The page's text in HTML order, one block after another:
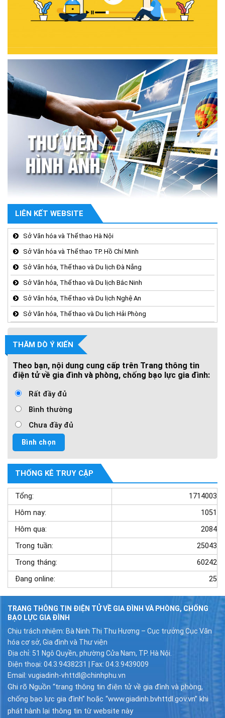
LIÊN KẾT WEBSITE
Sở Văn hóa và Thể thao Hà Nội
Sở Văn hóa và Thể thao TP. Hồ Chí Minh
Sở Văn hóa, Thể thao và Du lịch Đà Nẵng
Sở Văn hóa, Thể thao và Du lịch Bắc Ninh
Sở Văn hóa, Thể thao và Du lịch Nghệ An
Sở Văn hóa, Thể thao và Du lịch Hải Phòng
THĂM DÒ Ý KIẾN
Theo bạn, nội dung cung cấp trên Trang thông tin
điện tử về gia đình và phòng, chống bạo lực gia đình:
Rất đầy đủ
Bình thường
Chưa đầy đủ
THỐNG KÊ TRUY CẬP
Tổng:
1714003
Hôm nay:
1051
Hôm qua:
2084
Trong tuần:
25043
Trong tháng:
60242
Đang online:
25
TRANG THÔNG TIN ĐIỆN TỬ VỀ GIA ĐÌNH VÀ PHÒNG, CHỐNG
BẠO LỰC GIA ĐÌNH
Chịu trách nhiệm: Bà Ninh Thị Thu Hương – Cục trưởng Cục Văn
hóa cơ sở, Gia đình và Thư viện
Địa chỉ: 51 Ngô Quyền, phường Cửa Nam, TP. Hà Nội.
Điện thoại: 04.3.9438231 | Fax: 04.3.9439009
Email: vugiadinh-vhttdl@chinhphu.vn
Ghi rõ Nguồn “trang thông tin điện tử về gia đình và phòng,
chống bạo lực gia đình” hoặc “www.giadinh.bvhttdl.gov.vn” khi
phát hành lại thông tin từ website này